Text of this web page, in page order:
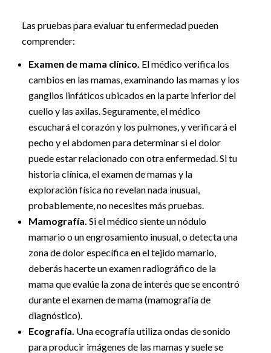
Las pruebas para evaluar tu enfermedad pueden
comprender:
Examen de mama clínico. El médico verifica los
cambios en las mamas, examinando las mamas y los
ganglios linfáticos ubicados en la parte inferior del
cuello y las axilas. Seguramente, el médico
escuchará el corazón y los pulmones, y verificará el
pecho y el abdomen para determinar si el dolor
puede estar relacionado con otra enfermedad. Si tu
historia clínica, el examen de mamas y la
exploración física no revelan nada inusual,
probablemente, no necesites más pruebas.
Mamografía. Si el médico siente un nódulo
mamario o un engrosamiento inusual, o detecta una
zona de dolor específica en el tejido mamario,
deberás hacerte un examen radiográfico de la
mama que evalúe la zona de interés que se encontró
durante el examen de mama (mamografía de
diagnóstico).
Ecografía. Una ecografía utiliza ondas de sonido
para producir imágenes de las mamas y suele se